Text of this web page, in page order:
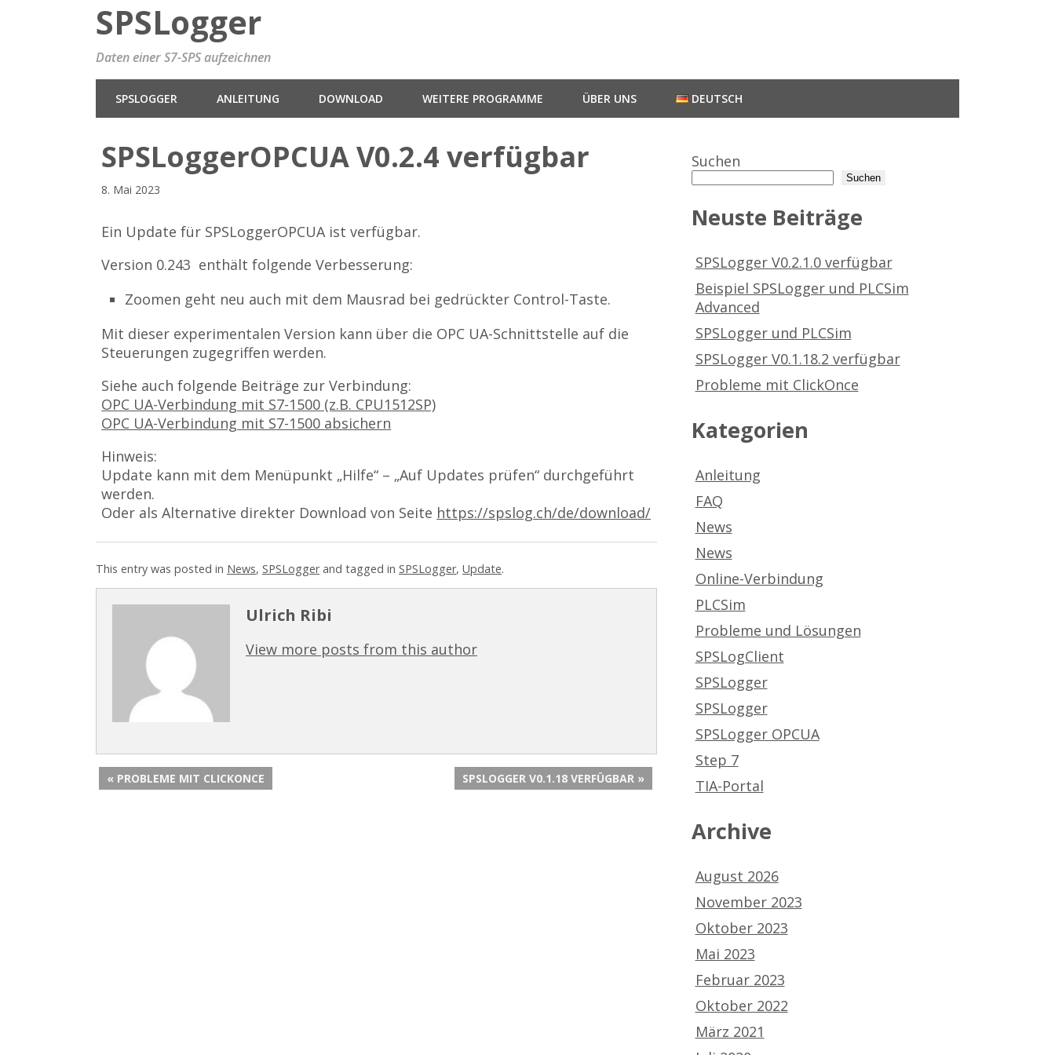
SPSLogger
Daten einer S7-SPS aufzeichnen
SPSLOGGER ANLEITUNG DOWNLOAD WEITERE PROGRAMME ÜBER UNS DEUTSCH
SPSLoggerOPCUA V0.2.4 verfügbar
8. Mai 2023
Ein Update für SPSLoggerOPCUA ist verfügbar.
Version 0.243 enthält folgende Verbesserung:
Zoomen geht neu auch mit dem Mausrad bei gedrückter Control-Taste.
Mit dieser experimentalen Version kann über die OPC UA-Schnittstelle auf die
Steuerungen zugegriffen werden.
Siehe auch folgende Beiträge zur Verbindung:
OPC UA-Verbindung mit S7-1500 (z.B. CPU1512SP)
OPC UA-Verbindung mit S7-1500 absichern
Hinweis:
Update kann mit dem Menüpunkt „Hilfe“ – „Auf Updates prüfen“ durchgeführt
werden.
Oder als Alternative direkter Download von Seite https://spslog.ch/de/download/
This entry was posted in News, SPSLoggerand tagged in SPSLogger, Update.
Ulrich Ribi
View more posts from this author
« PROBLEME MIT CLICKONCE SPSLOGGER V0.1.18 VERFÜGBAR »
Suchen
Suchen
Neuste Beiträge
SPSLogger V0.2.1.0 verfügbar
Beispiel SPSLogger und PLCSim
Advanced
SPSLogger und PLCSim
SPSLogger V0.1.18.2 verfügbar
Probleme mit ClickOnce
Kategorien
Anleitung
FAQ
News
News
Online-Verbindung
PLCSim
Probleme und Lösungen
SPSLogClient
SPSLogger
SPSLogger
SPSLogger OPCUA
Step 7
TIA-Portal
Archive
August 2026
November 2023
Oktober 2023
Mai 2023
Februar 2023
Oktober 2022
März 2021